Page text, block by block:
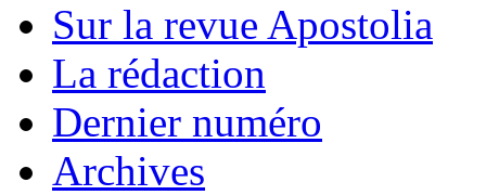
Sur la revue Apostolia
La rédaction
Dernier numéro
Archives